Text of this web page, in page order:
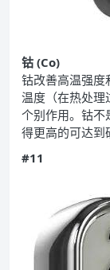
钴 (Co)
钴改善高温强度
温度（在热处理
个别作用。钴不
得更高的可达到
#11